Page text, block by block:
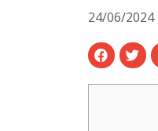
24/06/2024